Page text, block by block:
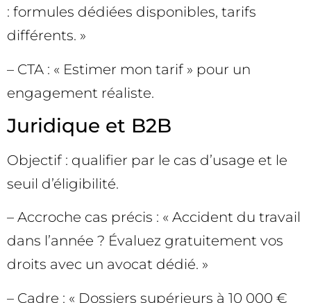
: formules dédiées disponibles, tarifs
différents. »
– CTA : « Estimer mon tarif » pour un
engagement réaliste.
Juridique et B2B
Objectif : qualifier par le cas d’usage et le
seuil d’éligibilité.
– Accroche cas précis : « Accident du travail
dans l’année ? Évaluez gratuitement vos
droits avec un avocat dédié. »
– Cadre : « Dossiers supérieurs à 10 000 €